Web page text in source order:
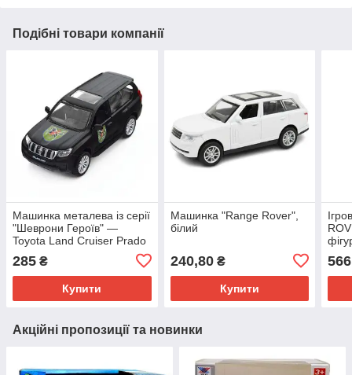
Подібні товари компанії
Машинка металева із серії
"Шеврони Героїв" —
Toyota Land Cruiser Prado
285 ₴
Купити
Машинка "Range Rover",
білий
240,80₴
Купити
Акційні пропозиції та новинки